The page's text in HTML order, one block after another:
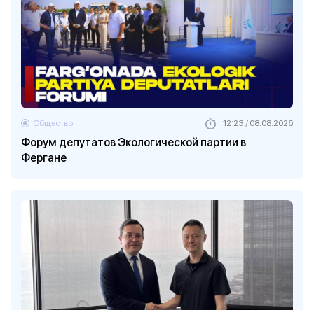
Форум депутатов Экологической партии в
Фергане
Общество 12:23 / 08.08.2026